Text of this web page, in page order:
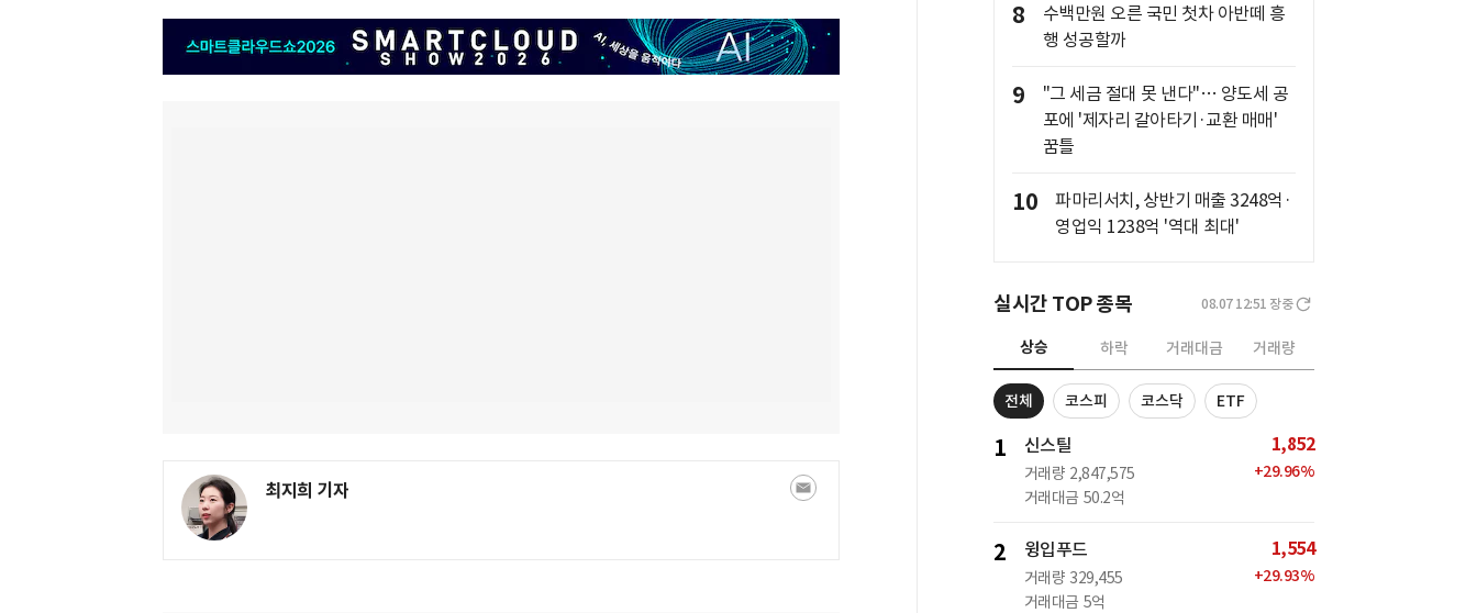
최지희 기자
8
수백만원 오른 국민 첫차 아반떼 흥
행 성공할까
9
"그 세금 절대 못 낸다"… 양도세 공
포에 '제자리 갈아타기·교환 매매'
꿈틀
10
파마리서치, 상반기 매출 3248억·
영업익 1238억 '역대 최대'
실시간 TOP 종목 08.07 12:51 장중
상승 하락 거래대금 거래량
전체 코스피 코스닥 ETF
1 신스틸
거래량 2,847,575
거래대금 50.2억
1,852
+29.96%
2 윙입푸드
거래량 329,455
거래대금 5억
1,554
+29.93%